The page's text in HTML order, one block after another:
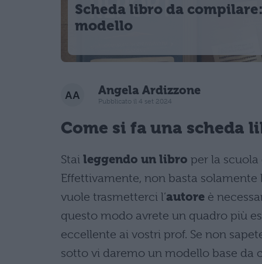
Scheda libro da compilare:
modello
Angela Ardizzone
Pubblicato il 4 set 2024
Come si fa una scheda
Stai leggendo un libro per la scuola
Effettivamente, non basta
vuole trasmetterci l’autore è
questo modo avrete un quadro più
eccellente ai vostri prof. Se non
sotto vi daremo un modello base da